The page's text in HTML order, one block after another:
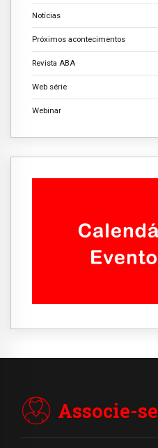
Notícias
Próximos acontecimentos
Revista ABA
Web série
Webinar
Associe-se